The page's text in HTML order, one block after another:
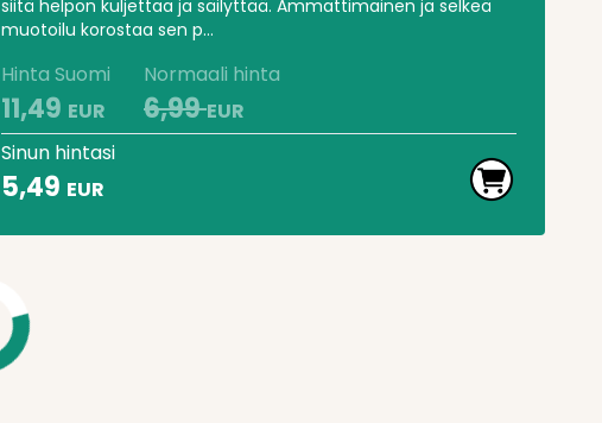
siitä helpon kuljettaa ja säilyttää. Ammattimainen ja selkeä
muotoilu korostaa sen p...
Hinta Suomi
11,49 EUR
Normaali hinta
6,99EUR
Sinun hintasi
5,49 EUR